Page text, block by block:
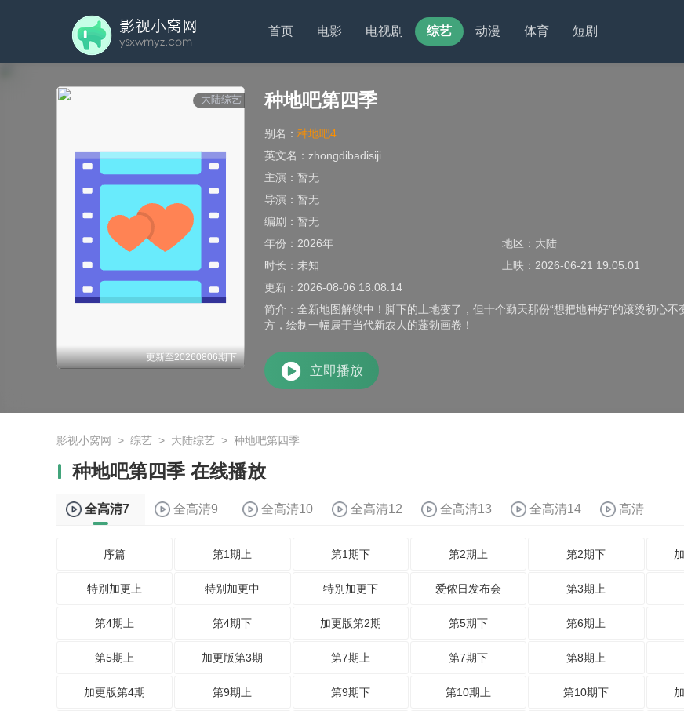
首页 电影 电视剧 综艺 动漫 体育 短剧
大陆综艺
更新至20260806期下
种地吧第四季
别名： 种地吧4
英文名： zhongdibadisiji
主演： 暂无
导演： 暂无
编剧： 暂无
年份： 2026年 地区： 大陆
时长： 未知 上映： 2026-06-21 19:05:01
更新： 2026-08-06 18:08:14
简介： 全新地图解锁中！脚下的土地变了，但十个勤天那份“想把地种好”的滚烫初心
方，绘制一幅属于当代新农人的蓬勃画卷！
立即播放
影视小窝网 > 综艺 > 大陆综艺 > 种地吧第四季
种地吧第四季 在线播放
全高清7 全高清9 全高清10 全高清12 全高清13 全高清14 高清
序篇 第1期上 第1期下 第2期上 第2期下
特别加更上 特别加更中 特别加更下 爱侬日发布会 第3期上
第4期上 第4期下 加更版第2期 第5期下 第6期上
第5期上 加更版第3期 第7期上 第7期下 第8期上
加更版第4期 第9期上 第9期下 第10期上 第10期下